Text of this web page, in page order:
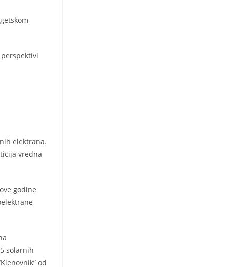
elektrana.
vredna
godine
solarnih
od